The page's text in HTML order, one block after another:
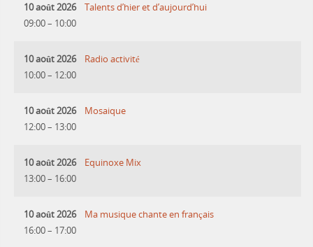
10 août 2026
09:00– 10:00
Talents d’hier et d’aujourd’hui
10 août 2026
10:00– 12:00
Radio activité
10 août 2026
12:00– 13:00
Mosaique
10 août 2026
13:00– 16:00
Equinoxe Mix
10 août 2026
16:00– 17:00
Ma musique chante en français